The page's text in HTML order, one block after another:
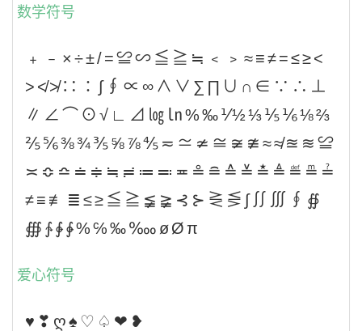
数学符号
﹢﹣×÷±/=≌∽≦≧≒﹤﹥≈≡≠=≤≥<
>≮≯∷∶∫∮∝∞∧∨∑∏∪∩∈∵∴⊥
∥∠⌒⊙√∟⊿㏒㏑%‰⅟½⅓⅕⅙⅛⅔
⅖⅚⅜¾⅗⅝⅞⅘≂≃≄≅≆≇≈≉≊≋≌
≍≎≏≐≑≒≓≔≕≖≗≘≙≚≛≜≝≞≟
≠≡≢≣≤≥≦≧≨≩⊰⊱⋛⋚∫∬∭∮∯
∰∱∲∳%℅‰‱øØπ
爱心符号
♥❣ღ♠♡♤❤❥